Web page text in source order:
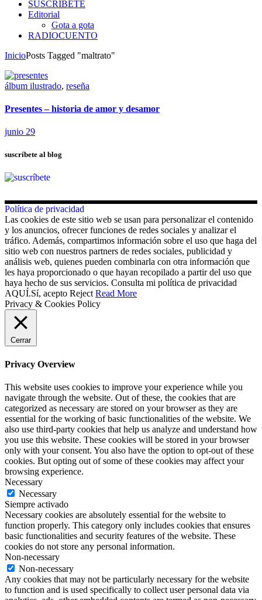
SUSCRIBETE
Editorial
Gota a gota
RADIOCUENTO
InicioPosts Tagged "maltrato"
álbum ilustrado, reseña
Presentes – historia de amor y desamor
junio 29
suscríbete al blog
Política de privacidad
Las cookies de este sitio web se usan para personalizar el contenido
y los anuncios, ofrecer funciones de redes sociales y analizar el
tráfico. Además, compartimos información sobre el uso que haga del
sitio web con nuestros partners de redes sociales, publicidad y
análisis web, quienes pueden combinarla con otra información que
les haya proporcionado o que hayan recopilado a partir del uso que
haya hecho de sus servicios. Consulta mi política de privacidad
AQUÍ.Sí, acepto Reject Read More
Privacy & Cookies Policy
Cerrar
Privacy Overview
This website uses cookies to improve your experience while you
navigate through the website. Out of these, the cookies that are
categorized as necessary are stored on your browser as they are
essential for the working of basic functionalities of the website. We
also use third-party cookies that help us analyze and understand how
you use this website. These cookies will be stored in your browser
only with your consent. You also have the option to opt-out of these
cookies. But opting out of some of these cookies may affect your
browsing experience.
Necessary
Necessary
Siempre activado
Necessary cookies are absolutely essential for the website to
function properly. This category only includes cookies that ensures
basic functionalities and security features of the website. These
cookies do not store any personal information.
Non-necessary
Non-necessary
Any cookies that may not be particularly necessary for the website
to function and is used specifically to collect user personal data via